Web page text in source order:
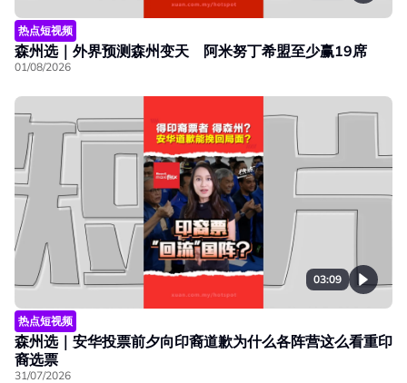
热点短视频
森州选｜外界预测森州变天 阿米努丁希盟至少赢19席
01/08/2026
03:09
热点短视频
森州选｜安华投票前夕向印裔道歉为什么各阵营这么看重印
裔选票
31/07/2026